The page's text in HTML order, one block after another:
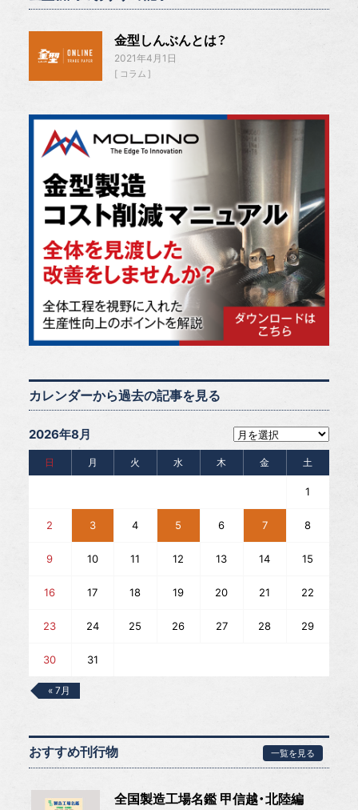
金型しんぶんとは？
2021年4月1日
コラム
カレンダーから過去の記事を見る
2026年8月
日 月 火 水 木 金 土
1
2 3 4 5 6 7 8
9 10 11 12 13 14 15
16 17 18 19 20 21 22
23 24 25 26 27 28 29
30 31
« 7月
おすすめ刊行物 一覧を見る
全国製造工場名鑑 甲信越・北陸編